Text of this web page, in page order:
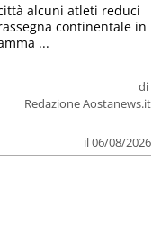
di
Redazione Aostanews.it
il 06/08/2026
alcuni atleti reduci
continentale in
...